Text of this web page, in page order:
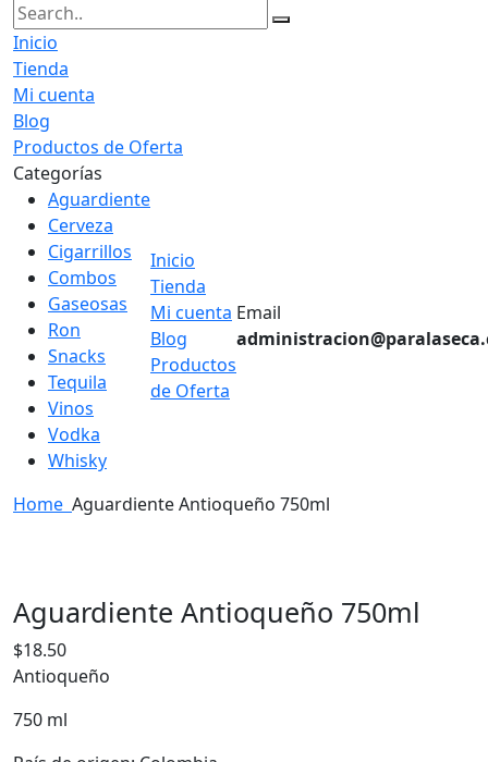
Inicio
Tienda
Mi cuenta
Blog
Productos de Oferta
Categorías
Aguardiente
Cerveza
Cigarrillos
Combos
Gaseosas
Ron
Snacks
Tequila
Vinos
Vodka
Whisky
Inicio
Tienda
Mi cuenta
Blog
Productos
de Oferta
Email
Home Aguardiente Antioqueño 750ml
Aguardiente Antioqueño 750ml
$18.50
Antioqueño
750 ml